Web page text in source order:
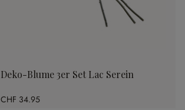
Deko-Blume 3er Set Lac Serein
CHF 34.95